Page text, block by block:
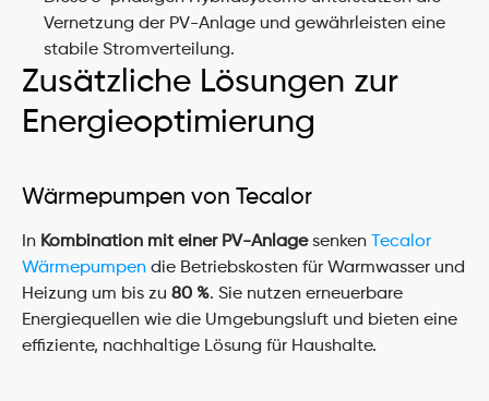
Vernetzung der PV-Anlage und gewährleisten eine
stabile Stromverteilung.
Zusätzliche Lösungen zur
Energieoptimierung
Wärmepumpen von Tecalor
In Kombination mit einer PV-Anlage senken
Tecalor
Wärmepumpen die Betriebskosten für Warmwasser und
Heizung um bis zu 80 %. Sie nutzen erneuerbare
Energiequellen wie die Umgebungsluft und bieten eine
effiziente, nachhaltige Lösung für Haushalte.